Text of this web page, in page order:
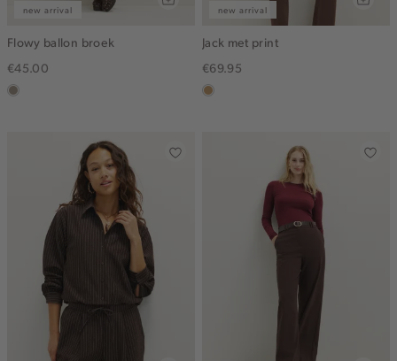
new arrival
Flowy ballon broek
€45.00
taupe,
new arrival
Jack met print
€69.95
camel